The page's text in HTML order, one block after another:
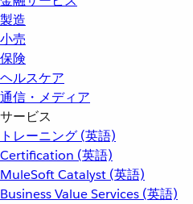
製造
小売
保険
ヘルスケア
通信・メディア
サービス
トレーニング (英語)
Certification (英語)
MuleSoft Catalyst (英語)
Business Value Services (英語)